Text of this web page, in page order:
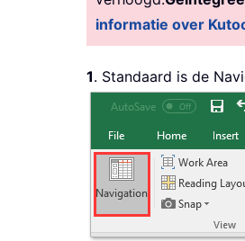
informatie over
1. Standaard is de